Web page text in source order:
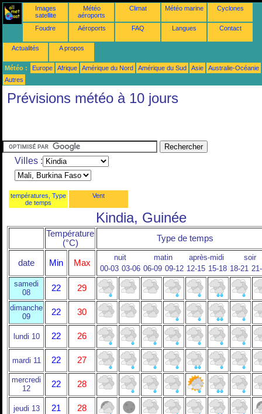
Images
satellite
Météo
aéroports
Climat Météo marine Cyclones
Foudre Aéroports FAQ Langues Contact
Actualités A propos
Météo : Europe Afrique Amérique du Nord Amérique du Sud Asie
Australie-Océanie
Autres
Prévisions météo à 10 jours
Villes :
températures, Type
de temps
Vent
Kindia, Guinée
Température
(°C)
Type de temps
date Min Max
nuit matin après-midi
soir
00-03 03-06 06-09 09-12 12-15 15-18 18-21
samedi
08
22 29
dimanche
09
22 30
lundi 10 22 26
mardi 11 22 27
mercredi
12
22 28
jeudi 13 21 28